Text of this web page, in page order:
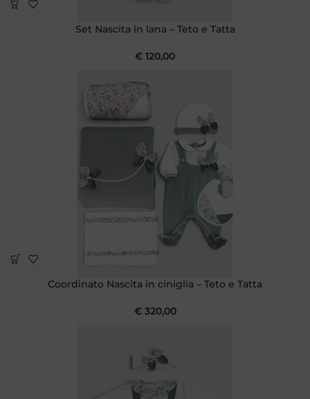
Set Nascita in lana – Teto e Tatta
€ 120,00
Coordinato Nascita in ciniglia – Teto e Tatta
€320,00